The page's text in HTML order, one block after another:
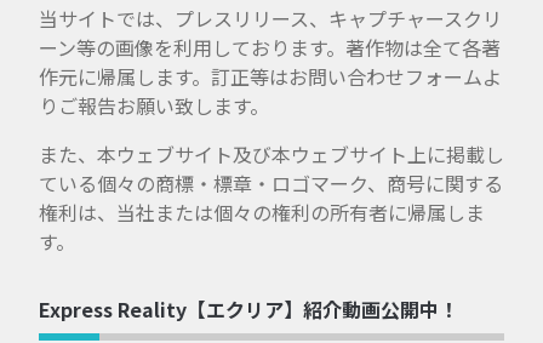
当サイトでは、プレスリリース、キャプチャースクリ
ーン等の画像を利用しております。著作物は全て各著
作元に帰属します。訂正等はお問い合わせフォームよ
りご報告お願い致します。
また、本ウェブサイト及び本ウェブサイト上に掲載し
ている個々の商標・標章・ロゴマーク、商号に関する
権利は、当社または個々の権利の所有者に帰属しま
す。
Express Reality【エクリア】紹介動画公開中！